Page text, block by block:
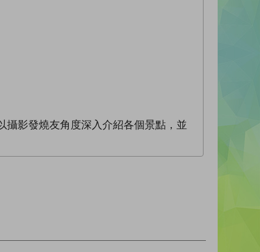
攝影發燒友角度深入介紹各個景點，並